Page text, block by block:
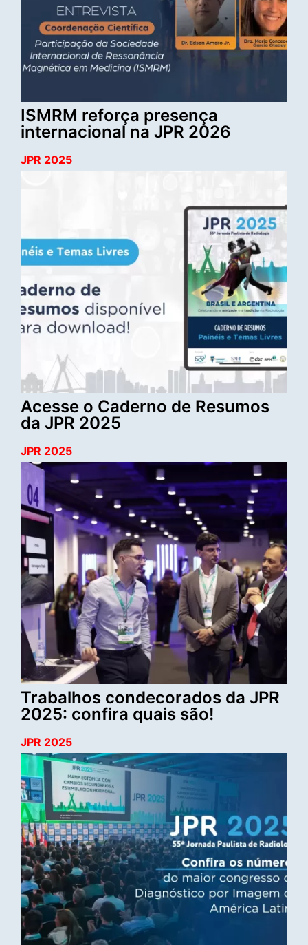
ISMRM reforça presença
internacional na JPR 2026
JPR 2025
Acesse o Caderno de Resumos
da JPR 2025
JPR 2025
Trabalhos condecorados da JPR
2025: confira quais são!
JPR 2025